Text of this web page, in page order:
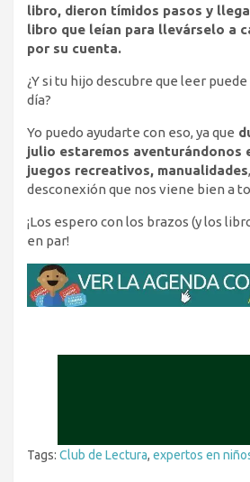
libro, dieron tímidos pasos y
libro que leían para llevárselo a
por su cuenta.
¿Y si tu hijo descubre que leer
día?
Yo puedo ayudarte con eso, ya que
julio estaremos aventurándonos
juegos recreativos, manualidades
desconexión que nos viene bien a
¡Los espero con los brazos (y los
en par!
Tags: Club de Lectura, expertos en